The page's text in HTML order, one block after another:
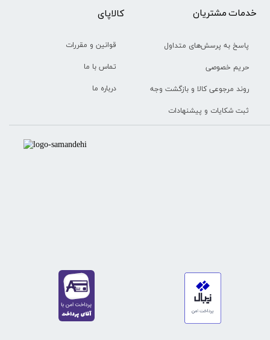
خدمات مشتریان
پاسخ به پرسش‌های متداول
حریم خصوصی
روند مرجوعی کالا و بازگشت وجه
ثبت شکایات و پیشنهادات
​​کالاپای
قوانین و مقررات
تماس با ما
درباره ما